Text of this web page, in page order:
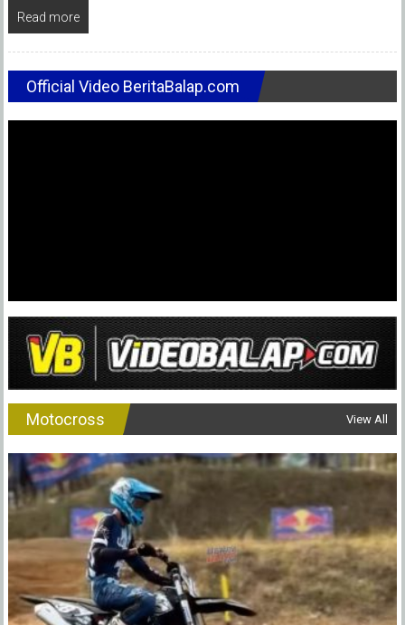
Read more
Official Video BeritaBalap.com
Motocross View All